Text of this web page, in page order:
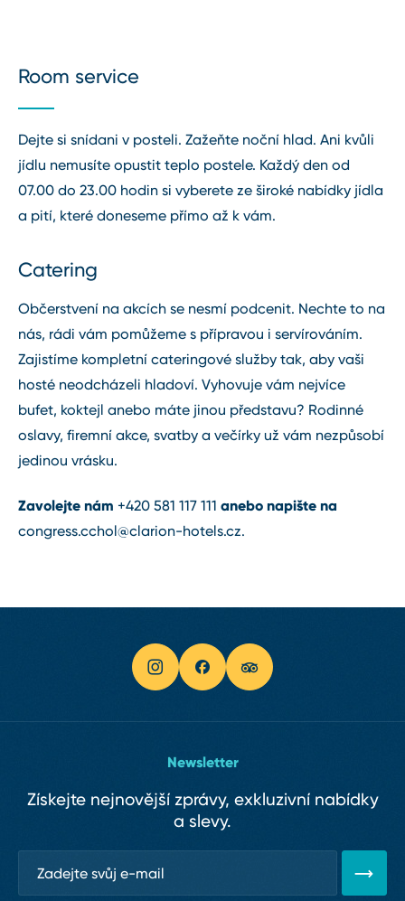
Room service
Dejte si snídani v posteli. Zažeňte noční hlad. Ani kvůli
jídlu nemusíte opustit teplo postele. Každý den od
07.00 do 23.00 hodin si vyberete ze široké nabídky jídla
a pití, které doneseme přímo až k vám.
Catering
Občerstvení na akcích se nesmí podcenit. Nechte to na
nás, rádi vám pomůžeme s přípravou i servírováním.
Zajistíme kompletní cateringové služby tak, aby vaši
hosté neodcházeli hladoví. Vyhovuje vám nejvíce
bufet, koktejl anebo máte jinou představu? Rodinné
oslavy, firemní akce, svatby a večírky už vám nezpůsobí
jedinou vrásku.
Zavolejte nám +420 581 117 111 anebo napište na
congress.cchol@clarion⁠-⁠hotels.cz.
Newsletter
Získejte nejnovější zprávy, exkluzivní nabídky
a slevy.